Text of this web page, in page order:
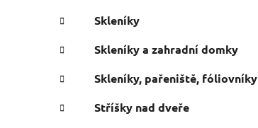
Skleníky
Skleníky a zahradní domky
Skleníky, pařeniště, fóliovníky
Stříšky nad dveře